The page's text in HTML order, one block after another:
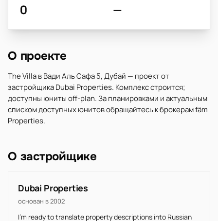
0 —
О проекте
The Villa в Вади Аль Сафа 5, Дубай — проект от
застройщика Dubai Properties. Комплекс строится;
доступны юниты off-plan. За планировками и актуальным
списком доступных юнитов обращайтесь к брокерам fäm
Properties.
О застройщике
Dubai Properties
основан в 2002
I'm ready to translate property descriptions into Russian